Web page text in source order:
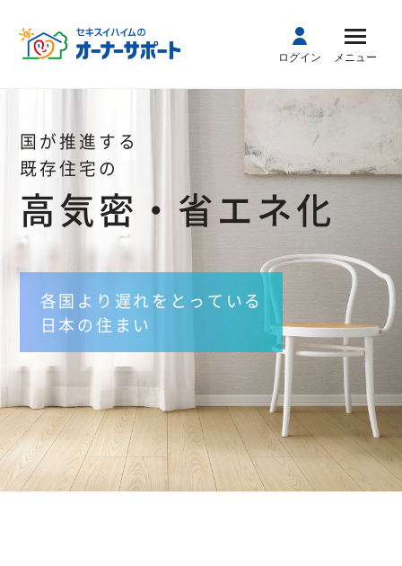
ログイン メニュー
国が推進する
既存住宅の
高気密・省エネ化
各国より遅れをとっている
日本の住まい